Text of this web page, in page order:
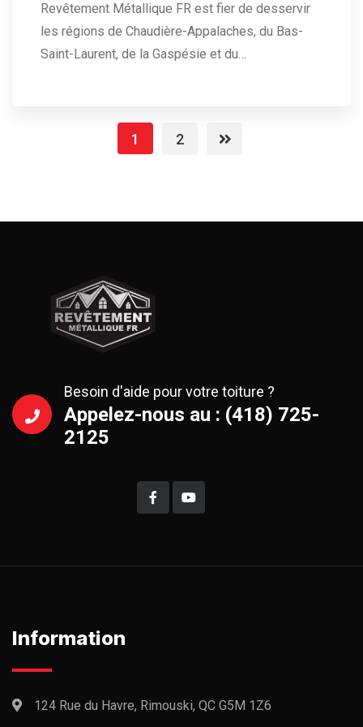
Revêtement Métallique FR est fier de desservir
les régions de Chaudière-Appalaches, du Bas-
Saint-Laurent, de la Gaspésie et du…
1 2
Besoin d'aide pour votre toiture ?
Appelez-nous au : (418) 725-
2125
Information
124 Rue du Havre, Rimouski, QC G5M 1Z6